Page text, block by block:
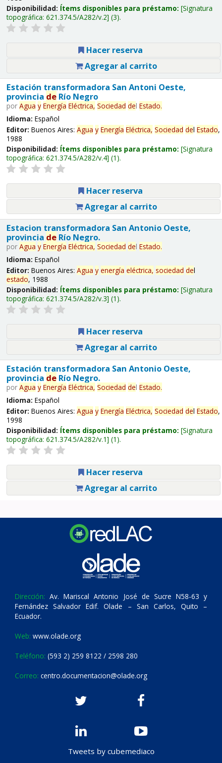
Disponibilidad: Ítems disponibles para préstamo: Signatura
topográfica: 621.374.5/A282/v.2 (3).
Hacer reserva
Agregar al carrito
Estación transformadora San Antoni Oeste,
provincia deRío Negro
por Agua y Energía Eléctrica, Sociedad del Estado.
Idioma: Español
Editor: Buenos Aires: Agua y Energía Eléctrica, Sociedad del Estado,
1988
Disponibilidad: Ítems disponibles para préstamo: Signatura
topográfica: 621.374.5/A282/v.4 (1).
Hacer reserva
Agregar al carrito
Estacion transformadora San Antonio Oeste,
provincia deRío Negro.
por Agua y Energía Eléctrica, Sociedad del Estado.
Idioma: Español
Editor: Buenos Aires: Agua y energía eléctrica, sociedad del
estado, 1988
Disponibilidad: Ítems disponibles para préstamo: Signatura
topográfica: 621.374.5/A282/v.3 (1).
Hacer reserva
Agregar al carrito
Estación transformadora San Antonio Oeste,
provincia deRío Negro.
por Agua y Energía Eléctrica, Sociedad del Estado.
Idioma: Español
Editor: Buenos Aires: Agua y Energía Eléctrica, Sociedad del Estado,
1998
Disponibilidad: Ítems disponibles para préstamo: Signatura
topográfica: 621.374.5/A282/v.1 (1).
Hacer reserva
Agregar al carrito
Dirección: Av. Mariscal Antonio José de Sucre N58-63 y
Fernández Salvador Edif. Olade – San Carlos, Quito –
Ecuador.
Web: www.olade.org
Teléfono: (593 2) 259 8122 / 2598 280
Correo: centro.documentacion@olade.org
Tweets by cubemediaco